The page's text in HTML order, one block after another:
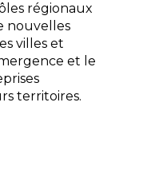
régionaux
nouvelles
villes et
et le
territoires.